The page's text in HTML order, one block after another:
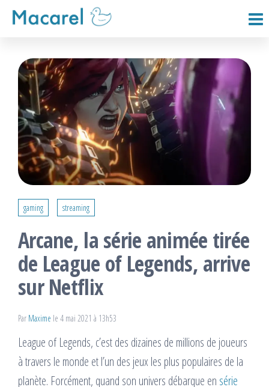
Passer
gaming streaming
Arcane, la série animée tirée
de League of Legends, arrive
sur Netflix
Par Maxime le 4 mai 2021 à 13h53
League of Legends, c’est des dizaines de millions de joueurs
à travers le monde et l’un des jeux les plus populaires de la
planète. Forcément, quand son univers débarque en série